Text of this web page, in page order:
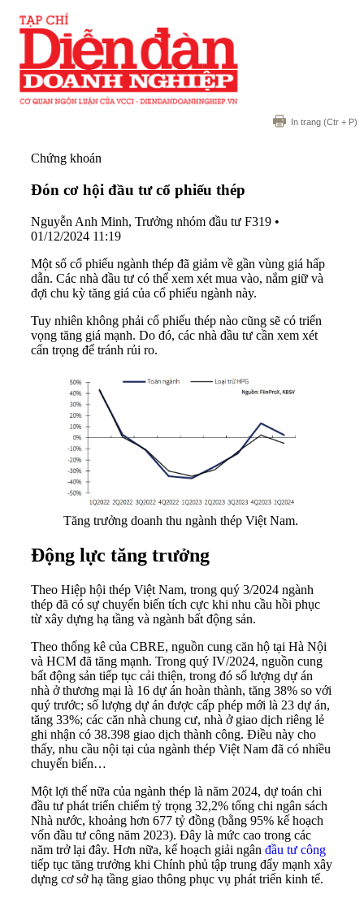
In trang (Ctr + P)
Chứng khoán
Đón cơ hội đầu tư cổ phiếu thép
Nguyễn Anh Minh, Trưởng nhóm đầu tư F319 •
01/12/2024 11:19
Một số cổ phiếu ngành thép đã giảm về gần vùng giá hấp
dẫn. Các nhà đầu tư có thể xem xét mua vào, nắm giữ và
đợi chu kỳ tăng giá của cổ phiếu ngành này.
Tuy nhiên không phải cổ phiếu thép nào cũng sẽ có triển
vọng tăng giá mạnh. Do đó, các nhà đầu tư cần xem xét
cẩn trọng để tránh rủi ro.
Tăng trưởng doanh thu ngành thép Việt Nam.
Động lực tăng trưởng
Theo Hiệp hội thép Việt Nam, trong quý 3/2024 ngành
thép đã có sự chuyển biến tích cực khi nhu cầu hồi phục
từ xây dựng hạ tầng và ngành bất động sản.
Theo thống kê của CBRE, nguồn cung căn hộ tại Hà Nội
và HCM đã tăng mạnh. Trong quý IV/2024, nguồn cung
bất động sản tiếp tục cải thiện, trong đó số lượng dự án
nhà ở thương mại là 16 dự án hoàn thành, tăng 38% so với
quý trước; số lượng dự án được cấp phép mới là 23 dự án,
tăng 33%; các căn nhà chung cư, nhà ở giao dịch riêng lẻ
ghi nhận có 38.398 giao dịch thành công. Điều này cho
thấy, nhu cầu nội tại của ngành thép Việt Nam đã có nhiều
chuyển biến…
Một lợi thế nữa của ngành thép là năm 2024, dự toán chi
đầu tư phát triển chiếm tỷ trọng 32,2% tổng chi ngân sách
Nhà nước, khoảng hơn 677 tỷ đồng (bằng 95% kế hoạch
vốn đầu tư công năm 2023). Đây là mức cao trong các
năm trở lại đây. Hơn nữa, kế hoạch giải ngân đầu tư công
tiếp tục tăng trưởng khi Chính phủ tập trung đẩy mạnh xây
dựng cơ sở hạ tầng giao thông phục vụ phát triển kinh tế.